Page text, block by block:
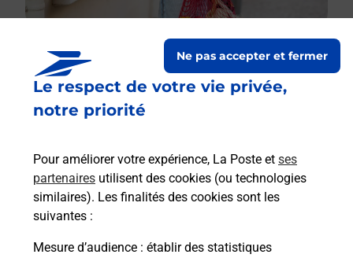
Le respect de votre vie privée,
notre priorité
Pour améliorer votre expérience, La Poste et ses
partenaires utilisent des cookies (ou technologies
similaires). Les finalités des cookies sont les
suivantes :
Mesure d’audience : établir des statistiques
Ne pas accepter et fermer
Boîte aux lettres La Poste
Boulevard Joffre
51600 Somme Suippe
Le lien s'ouvre dans un nouvel onglet